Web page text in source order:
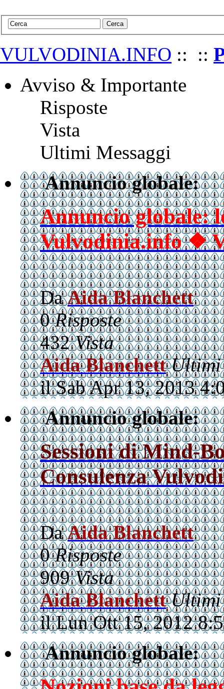
VULVODINIA.INFO :: ::
Avviso & Importante
Risposte
Vista
Ultimi Messaggi
Annuncio globale:
Annuncio globale:
Vulvodinia.info ❖
DaAida Blanchett
0Risposte
432Vista
Aida Blanchett Ultimi
il Sab Apr 13, 2013
Annuncio globale:
Sessioni di Mind-
Consulenza
DaAida Blanchett
0Risposte
909Vista
Aida Blanchett Ultimi
il Lun Ott 15, 2012
Annuncio globale: